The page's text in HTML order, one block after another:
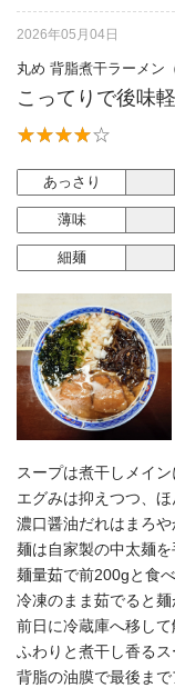
2026年05月04日
丸め 背脂煮干ラーメン
こってりで後味
あっさり
薄味
細麺
スープは煮干しメイ
エグみは抑えつつ、ほ
濃口醤油だれはまろや
麺は自家製の中太麺を
麺量茹で前200gと食べ
冷凍のまま茹でると麺
前日に冷蔵庫へ移して
ふわりと煮干し香るス
背脂の油膜で最後まで